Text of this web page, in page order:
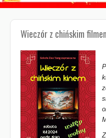
Wieczór z chińskim